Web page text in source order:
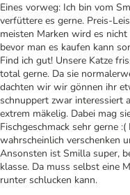
Eines vorweg: Ich bin vom
verfüttere es gerne. Preis-
meisten Marken wird es
bevor man es kaufen kann
Find ich gut! Unsere Katze
total gerne. Da sie
dachten wir wir gönnen ihr
schnuppert zwar interessiert
extrem mäkelig. Dabei mag
Fischgeschmack sehr gerne
wahrscheinlich verschenken
Ansonsten ist Smilla super,
klasse. Da muss selbst eine
runter schlucken kann.